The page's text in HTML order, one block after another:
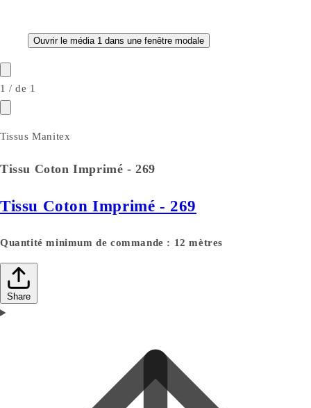
Ouvrir le média 1 dans une fenêtre modale
1 /de 1
Tissus Manitex
Tissu Coton Imprimé - 269
Tissu Coton Imprimé - 269
Quantité minimum de commande : 12 mètres
Share